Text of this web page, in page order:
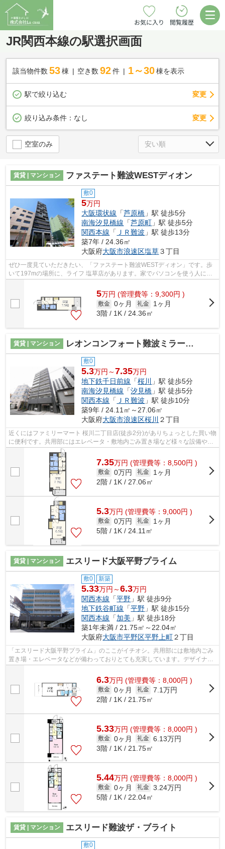
お気に入り 閲覧履歴
JR関西本線の駅選択画面
該当物件数 53棟 空き数 92 件 1～30 棟を表示
駅で絞り込む 変更
絞り込み条件： なし 変更
空室のみ
賃貸 | マンション ファステート難波WESTディオン
敷0
5万円
大阪環状線 「芦原橋 」駅 徒歩5分
南海汐見橋線 「芦原町 」駅 徒歩5分
関西本線 「 ＪＲ難波 」駅 徒歩13分
築7年 / 24.36㎡
大阪府大阪市浪速区塩草３丁目
ぜひ一度見ていただきたい、「ファステート難波WESTディオン」です。歩
いて197mの場所に、ライフ 塩草店があります。家でパソコンを使う人にぜ
ひご検討いただきたいインターネット有り...
5万円 (管理費等：9,300円 )
敷金 0ヶ月 礼金
1ヶ月
3階 / 1K / 24.36㎡
賃貸 | マンション レオンコンフォート難波ミラージュ
敷0
5.3万円～7.35万円
地下鉄千日前線 「桜川
」駅 徒歩5分
南海汐見橋線 「汐見橋 」駅 徒歩5分
関西本線 「 ＪＲ難波 」駅 徒歩10分
築9年 / 24.11㎡～27.06㎡
大阪府大阪市浪速区桜川 ２丁目
近くにはファミリーマート 桜川二丁目店(徒歩2分)がありちょっとした買い物
に便利です。共用部にはエレベータ・敷地内ごみ置き場など様々な設備やサ
ービスが揃っているので便利です。...
7.35万円 (管理費等：8,500円 )
敷金 0万円 礼金
1ヶ月
2階 / 1K / 27.06㎡
5.3万円 (管理費等：9,000円 )
敷金 0万円 礼金
1ヶ月
5階 / 1K / 24.11㎡
賃貸 | マンション エスリード大阪平野プライム
敷0 新築
5.33万円～6.3万円
関西本線 「平野 」駅 徒歩9分
地下鉄谷町線 「平野 」駅 徒歩15分
関西本線 「加美 」駅 徒歩18分
築1年未満 / 21.75㎡～22.04㎡
大阪府大阪市平野区平野上町２丁目
「エスリード大阪平野プライム」のここがイチオシ。共用部には敷地内ごみ
置き場・エレベータなどが備わっておりとても充実しています。デザイナー
6.3万円 (管理費等：8,000円 )
敷金 0ヶ月 礼金 7.1万円
2階 / 1K / 21.75㎡
5.33万円 (管理費等：8,000円 )
敷金 0ヶ月 礼金 6.13万円
3階 / 1K / 21.75㎡
5.44万円 (管理費等：8,000円 )
敷金 0ヶ月 礼金 3.24万円
5階 / 1K / 22.04㎡
賃貸 | マンション エスリード難波ザ・ブライト
敷0